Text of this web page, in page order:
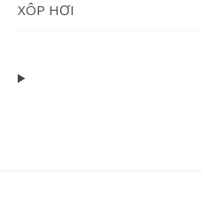
XÔP HƠI